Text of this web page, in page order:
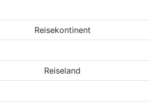
Reisekontinent
Reiseland